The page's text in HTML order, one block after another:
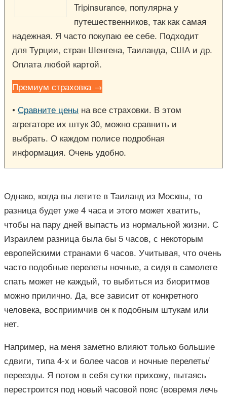
Tripinsurance, популярна у
путешественников, так как самая
надежная. Я часто покупаю ее себе. Подходит
для Турции, стран Шенгена, Таиланда, США и др.
Оплата любой картой.
Премиум страховка →
• Сравните цены на все страховки. В этом
агрегаторе их штук 30, можно сравнить и
выбрать. О каждом полисе подробная
информация. Очень удобно.
Однако, когда вы летите в Таиланд из Москвы, то
разница будет уже 4 часа и этого может хватить,
чтобы на пару дней выпасть из нормальной жизни. С
Израилем разница была бы 5 часов, с некоторым
европейскими странами 6 часов. Учитывая, что очень
часто подобные перелеты ночные, а сидя в самолете
спать может не каждый, то выбиться из биоритмов
можно прилично. Да, все зависит от конкретного
человека, восприимчив он к подобным штукам или
нет.
Например, на меня заметно влияют только большие
сдвиги, типа 4-х и более часов и ночные перелеты/
переезды. Я потом в себя сутки прихожу, пытаясь
перестроится под новый часовой пояс (вовремя лечь